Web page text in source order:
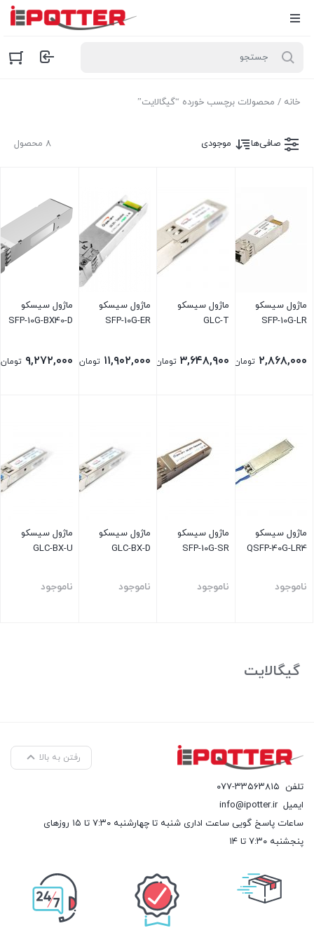
خانه / محصولات برچسب خورده “گیگالایت”
۸ محصول صافی‌ها موجودی
ماژول سیسکو
SFP-10G-LR
۲,۸۶۸,۰۰۰ تومان
ماژول سیسکو
GLC-T
۳,۶۴۸,۹۰۰ تومان
ماژول سیسکو
SFP-10G-ER
۱۱,۹۰۲,۰۰۰ تومان
ماژول سیسکو
SFP-10G-BX40-D
۹,۲۷۲,۰۰۰ تومان
ماژول سیسکو
QSFP-40G-LR4
ناموجود
ماژول سیسکو
SFP-10G-SR
ناموجود
ماژول سیسکو
GLC-BX-D
ناموجود
ماژول سیسکو
GLC-BX-U
ناموجود
گیگالایت
رفتن به بالا
تلفن ۰۷۷-۳۳۵۶۳۸۱۵
ایمیلinfo@ipotter.ir
ساعات پاسخ گویی ساعت اداری شنبه تا چهارشنبه ۷:۳۰ تا ۱۵ روزهای
پنجشنبه ۷:۳۰ تا ۱۴